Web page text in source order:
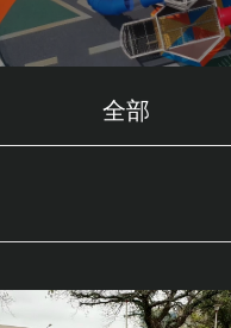
全部